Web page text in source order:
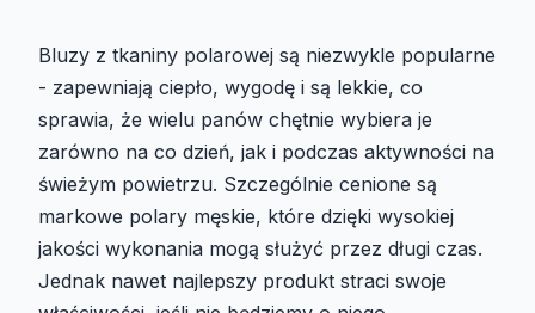
Bluzy z tkaniny polarowej są niezwykle popularne
- zapewniają ciepło, wygodę i są lekkie, co
sprawia, że wielu panów chętnie wybiera je
zarówno na co dzień, jak i podczas aktywności na
świeżym powietrzu. Szczególnie cenione są
markowe polary męskie, które dzięki wysokiej
jakości wykonania mogą służyć przez długi czas.
Jednak nawet najlepszy produkt straci swoje